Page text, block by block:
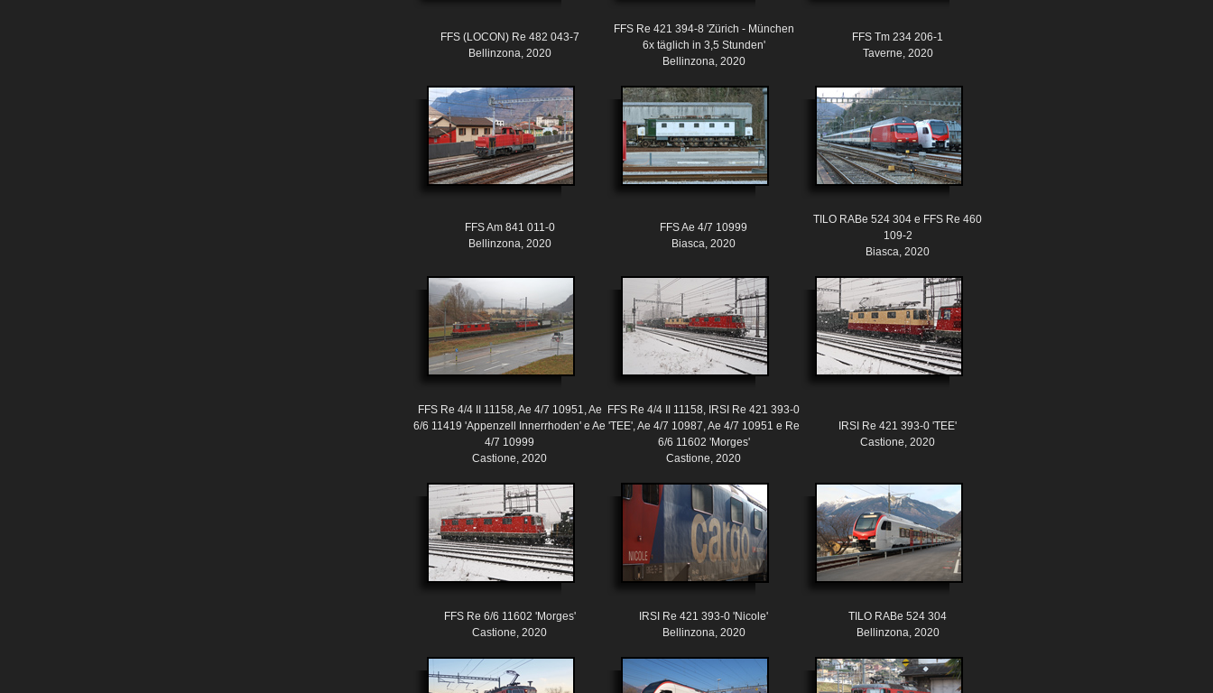
FFS (LOCON) Re 482 043-7
Bellinzona, 2020
FFS Re 421 394-8 'Zürich - München
6x täglich in 3,5 Stunden'
Bellinzona, 2020
FFS Tm 234 206-1
Taverne, 2020
FFS Am 841 011-0
Bellinzona, 2020
FFS Ae 4/7 10999
Biasca, 2020
TILO RABe 524 304 e FFS Re 460
109-2
Biasca, 2020
FFS Re 4/4 II 11158, Ae 4/7 10951, Ae
6/6 11419 'Appenzell Innerrhoden' e Ae
4/7 10999
Castione, 2020
FFS Re 4/4 II 11158, IRSI Re 421 393-0
'TEE', Ae 4/7 10987, Ae 4/7 10951 e Re
6/6 11602 'Morges'
Castione, 2020
IRSI Re 421 393-0 'TEE'
Castione, 2020
FFS Re 6/6 11602 'Morges'
Castione, 2020
IRSI Re 421 393-0 'Nicole'
Bellinzona, 2020
TILO RABe 524 304
Bellinzona, 2020